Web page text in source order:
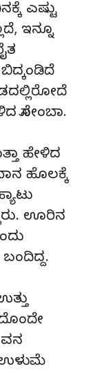
ಎಷ್ಟು
ಇನ್ನೂ
ಸೋಂಬಾ.
ಹೇಳಿದ
ಹೊಲಕ್ಕೆ
ಊರಿನ
ಉಳುಮೆ